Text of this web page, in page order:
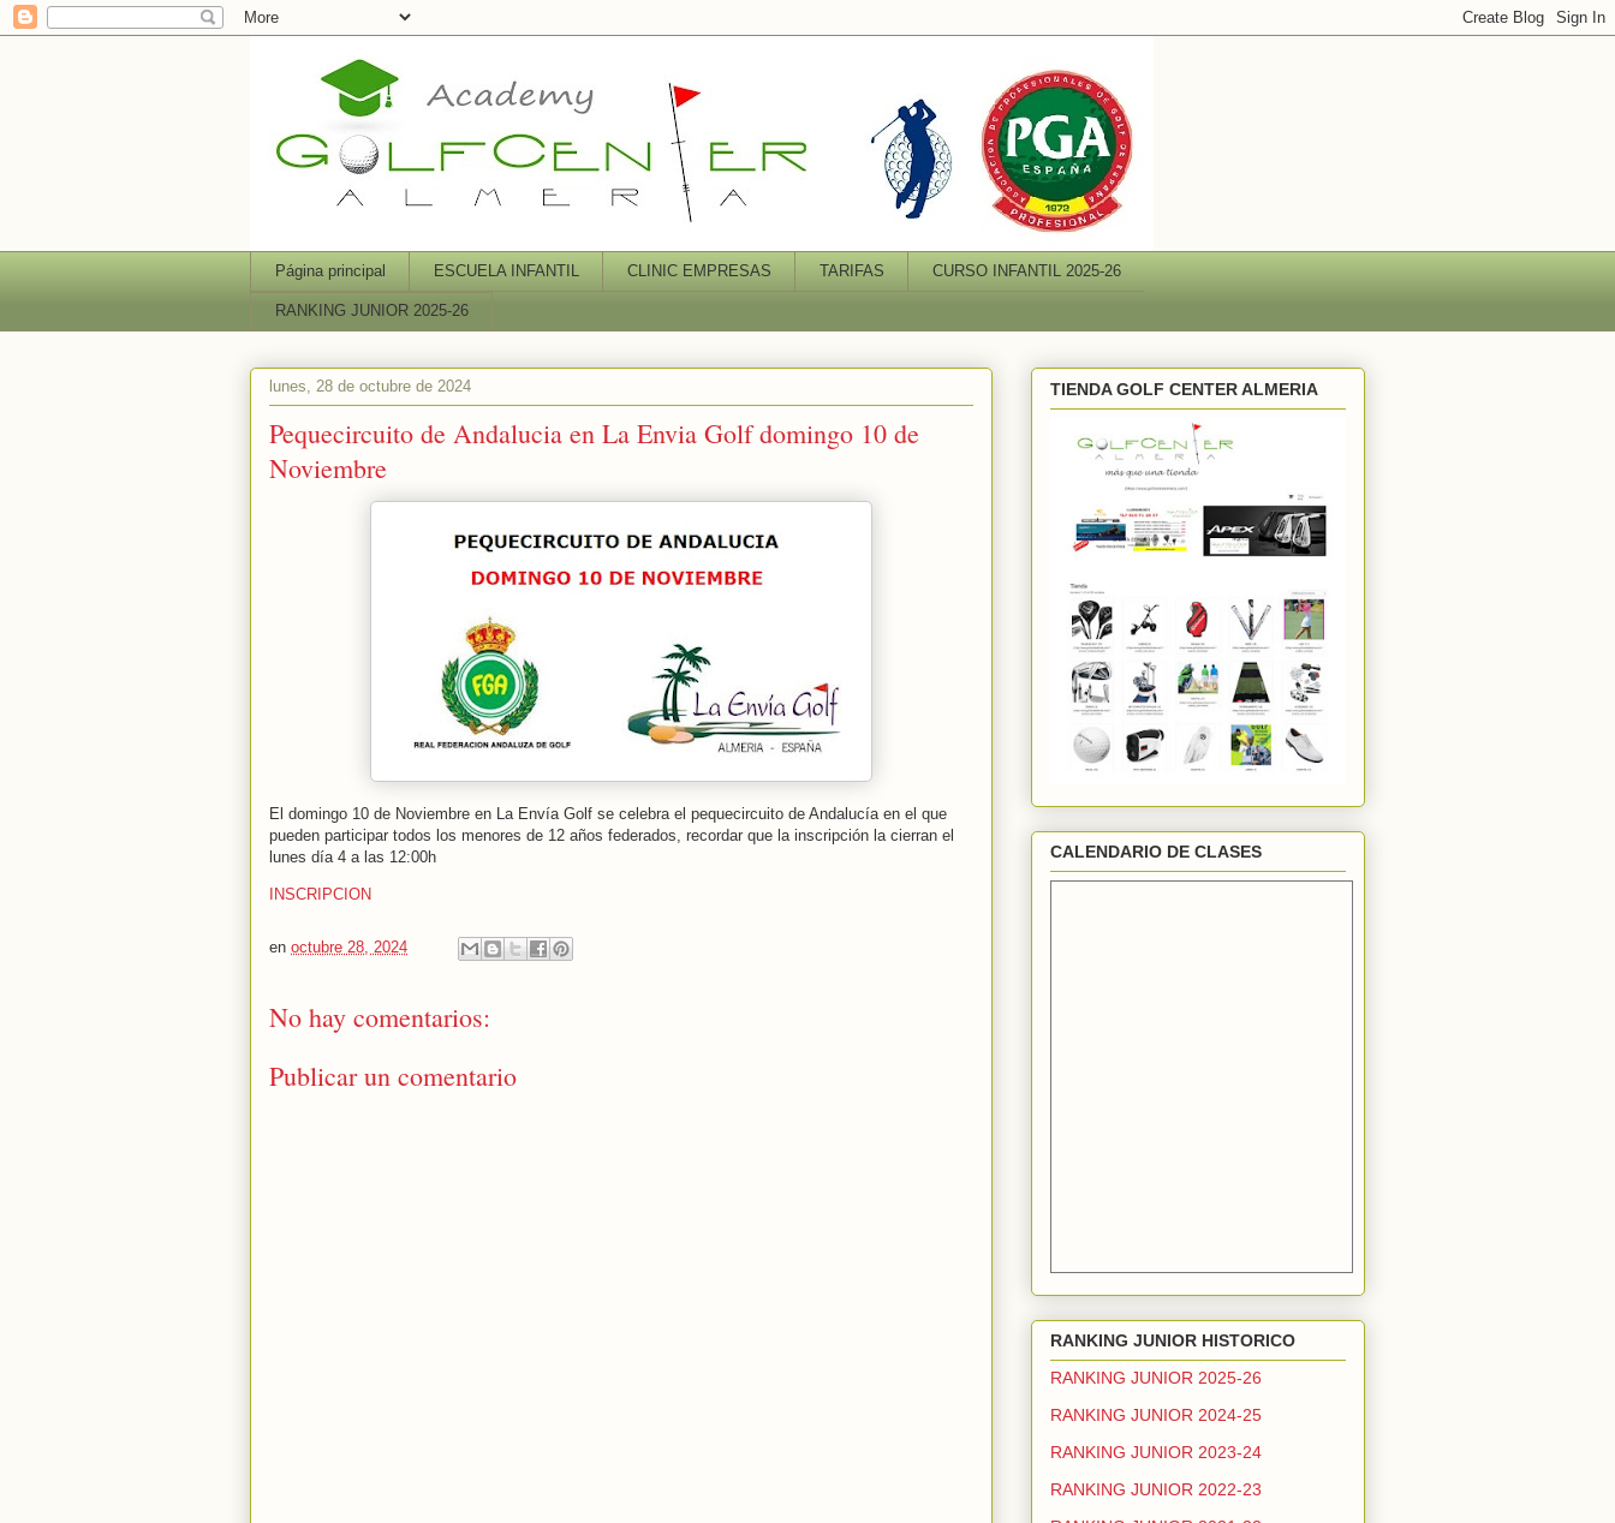
Página principal ESCUELA INFANTIL CLINIC EMPRESAS TARIFAS CURSO INFANTIL 2025-26
RANKING JUNIOR 2025-26
lunes, 28 de octubre de 2024
Pequecircuito de Andalucia en La Envia Golf domingo 10 de
Noviembre
El domingo 10 de Noviembre en La Envía Golf se celebra el pequecircuito de Andalucía en el que
pueden participar todos los menores de 12 años federados, recordar que la inscripción la cierran el
lunes día 4 a las 12:00h
INSCRIPCION
en octubre 28, 2024
No hay comentarios:
Publicar un comentario
TIENDA GOLF CENTER ALMERIA
CALENDARIO DE CLASES
RANKING JUNIOR HISTORICO
RANKING JUNIOR 2025-26
RANKING JUNIOR 2024-25
RANKING JUNIOR 2023-24
RANKING JUNIOR 2022-23